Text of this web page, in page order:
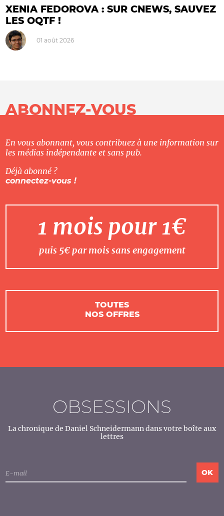
XENIA FEDOROVA : SUR CNEWS, SAUVEZ
LES OQTF !
01 août 2026
ABONNEZ-VOUS
En vous abonnant, vous contribuez à une information sur
les médias indépendante et sans pub.
Déjà abonné ?
connectez-vous !
1 mois pour 1€
puis 5€ par mois sans engagement
TOUTES
NOS OFFRES
OBSESSIONS
La chronique de Daniel Schneidermann dans votre boîte aux
lettres